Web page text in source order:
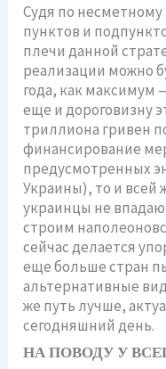
Судя по
пунктов и
плечи данной
реализации можно
года, как максимум
еще и дороговизну
триллиона гривен
финансирование
предусмотренных
Украины), то и всей
украинцы не
строим
сейчас делается
еще больше стран
альтернативные
же путь лучше,
сегодняшний день.
НА ПОВОДУ У